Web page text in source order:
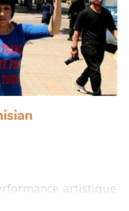
watch?
artistique